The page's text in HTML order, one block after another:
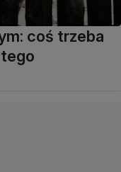
coś trzeba